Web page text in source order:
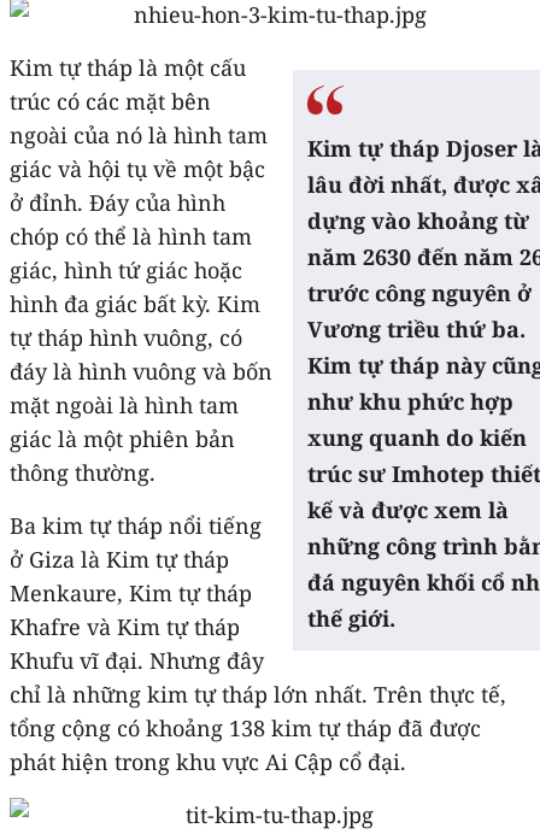
Kim tự tháp Djoser
lâu đời nhất, được
dựng vào khoảng từ
năm 2630 đến năm
trước công nguyên ở
Vương triều thứ ba.
Kim tự tháp này
như khu phức hợp
xung quanh do kiến
trúc sư Imhotep
kế và được xem là
những công trình
đá nguyên khối cổ
thế giới.
Kim tự tháp là một cấu
trúc có các mặt bên
ngoài của nó là hình tam
giác và hội tụ về một bậc
ở đỉnh. Đáy của hình
chóp có thể là hình tam
giác, hình tứ giác hoặc
hình đa giác bất kỳ. Kim
tự tháp hình vuông, có
đáy là hình vuông và bốn
mặt ngoài là hình tam
giác là một phiên bản
thông thường.
Ba kim tự tháp nổi tiếng
ở Giza là Kim tự tháp
Menkaure, Kim tự tháp
Khafre và Kim tự tháp
Khufu vĩ đại. Nhưng đây
chỉ là những kim tự tháp lớn nhất. Trên thực tế,
tổng cộng có khoảng 138 kim tự tháp đã được
phát hiện trong khu vực Ai Cập cổ đại.